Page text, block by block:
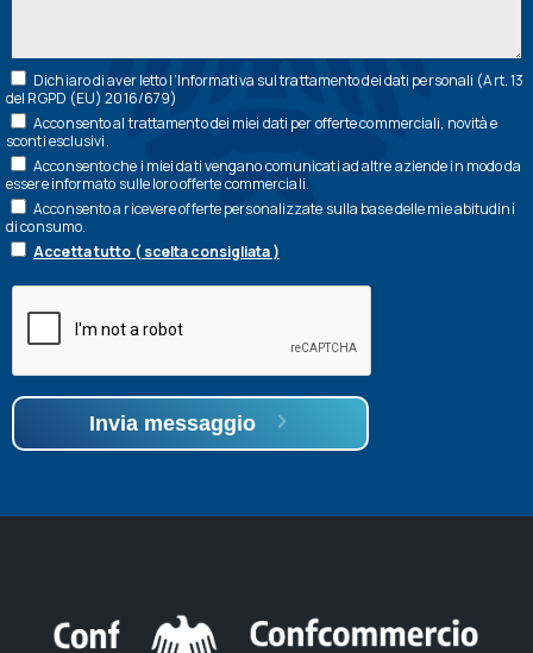
Dichiaro di aver letto l’Informativa sul trattamento dei dati personali (Art. 13
del RGPD (EU) 2016/679)
Acconsento al trattamento dei miei dati per offerte commerciali, novità e
sconti esclusivi.
Acconsento che i miei dati vengano comunicati ad altre aziende in modo da
essere informato sulle loro offerte commerciali.
Acconsento a ricevere offerte personalizzate sulla base delle mie abitudini
di consumo.
Accetta tutto ( scelta consigliata )
Invia messaggio